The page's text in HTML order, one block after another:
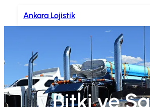
İçeriğe
geç
Ankara Lojistik
Bitki ve